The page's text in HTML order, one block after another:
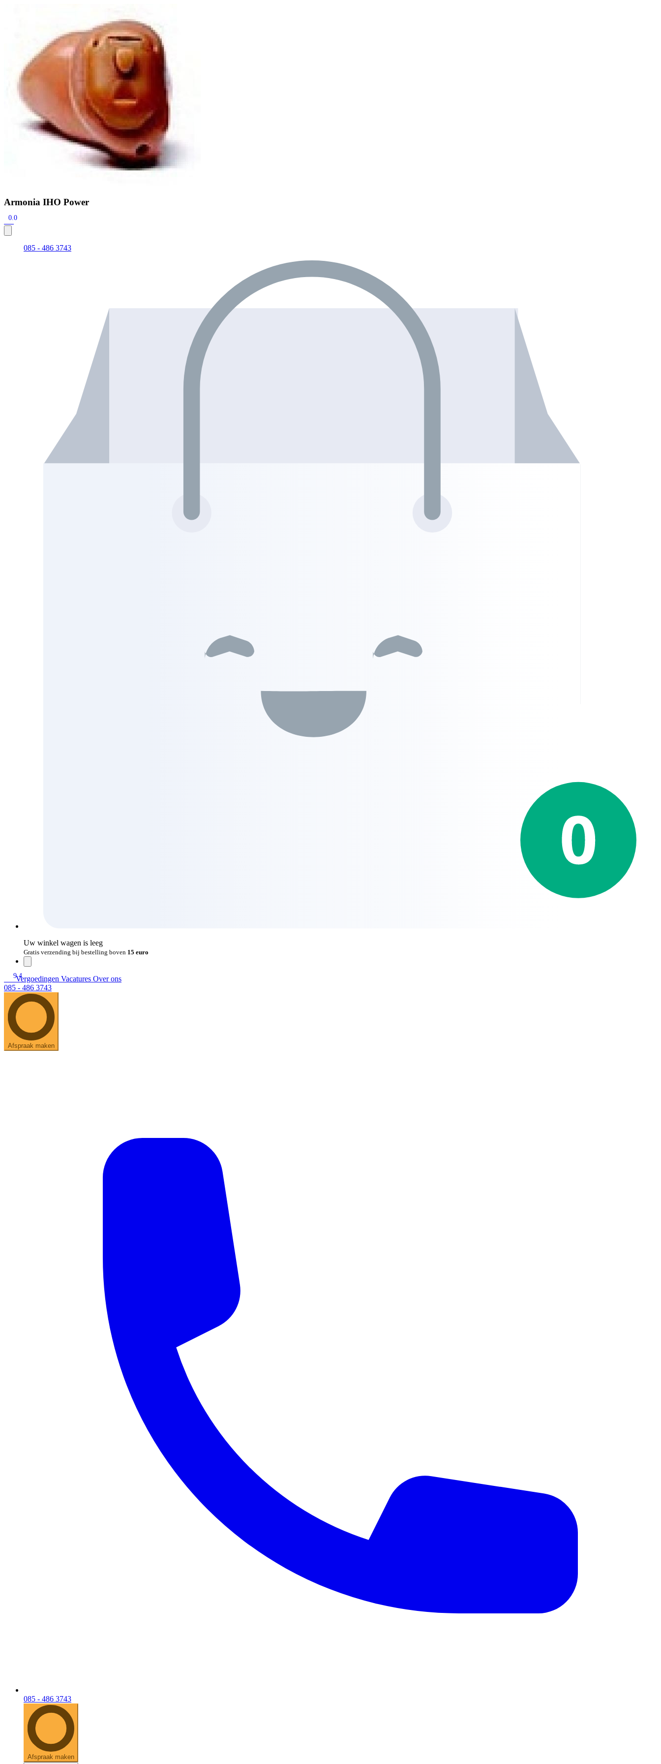
Signia hoortoestellenSignia Pure BCT IXSignia Silk IX
HoortoestelbatterijenWidex filters FiltersDomes Onderhoudsartikelen
Signia Active Mini IX - Oplaadbaar
De Signia Active Mini IX is het nieuwste hoortoestel van Signia.
Bekijk
Armonia IHO Power
0.0
085 - 486 3743
Uw winkel wagen is leeg
Gratis verzending bij bestelling boven 15 euro
9.4
Vergoedingen Vacatures Over ons
085 - 486 3743
Afspraak maken
085 - 486 3743
Afspraak maken